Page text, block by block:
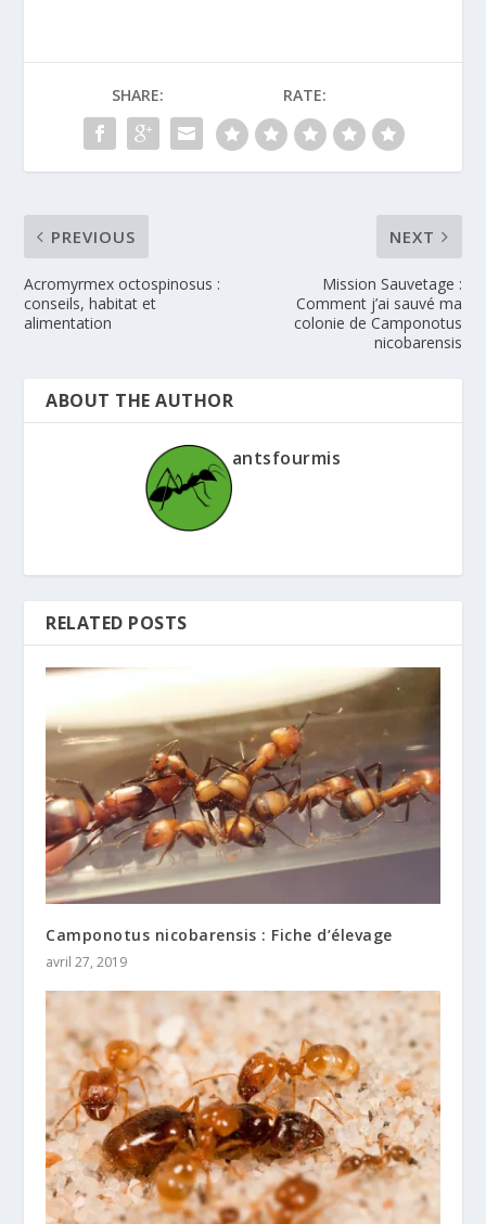
SHARE: RATE:
PREVIOUS
Acromyrmex octospinosus :
conseils, habitat et
alimentation
NEXT
Mission Sauvetage :
Comment j’ai sauvé ma
colonie de Camponotus
nicobarensis
ABOUT THE AUTHOR
antsfourmis
RELATED POSTS
Camponotus nicobarensis : Fiche d’élevage
avril 27, 2019